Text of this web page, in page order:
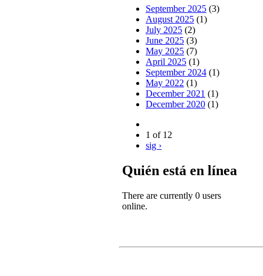
September 2025 (3)
August 2025 (1)
July 2025 (2)
June 2025 (3)
May 2025 (7)
April 2025 (1)
September 2024 (1)
May 2022 (1)
December 2021 (1)
December 2020 (1)
1 of 12
sig ›
Quién está en línea
There are currently 0 users
online.